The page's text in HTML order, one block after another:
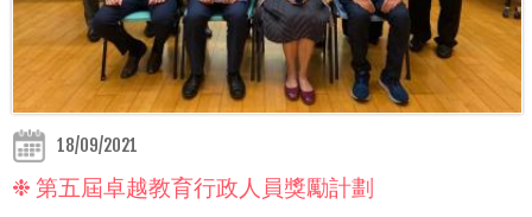
18/09/2021
❉ 第五屆卓越教育行政人員獎勵計劃